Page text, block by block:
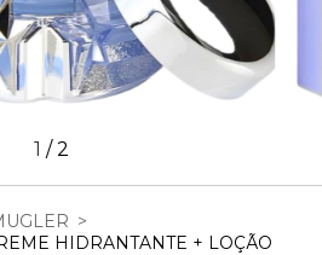
1 /2
>
HIDRANTANTE + LOÇÃO